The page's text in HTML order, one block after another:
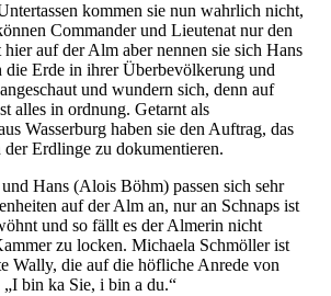
kommen sie nun wahrlich nicht,
Commander und Lieutenat nur den
auf der Alm aber nennen sie sich Hans
die Erde in ihrer Überbevölkerung und
und wundern sich, denn auf
alles in ordnung. Getarnt als
Wasserburg haben sie den Auftrag, das
der Erdlinge zu dokumentieren.
Hans (Alois Böhm) passen sich sehr
auf der Alm an, nur an Schnaps ist
und so fällt es der Almerin nicht
zu locken. Michaela Schmöller ist
Wally, die auf die höfliche Anrede von
bin ka Sie, i bin a du.“